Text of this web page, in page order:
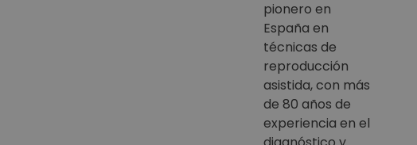
pionero en
España en
técnicas de
reproducción
asistida, con más
de 80 años de
experiencia en el